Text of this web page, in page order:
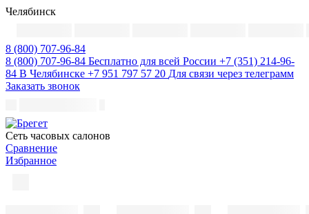
Челябинск
8 (800) 707-96-84
8 (800) 707-96-84 Бесплатно для всей России +7 (351) 214-96-
84 В Челябинске +7 951 797 57 20 Для связи через телеграмм
Заказать звонок
Cеть часовых салонов
Сравнение
Избранное